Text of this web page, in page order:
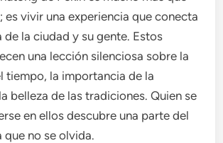
es vivir una experiencia que conecta
de la ciudad y su gente. Estos
una lección silenciosa sobre la
tiempo, la importancia de la
belleza de las tradiciones. Quien se
en ellos descubre una parte del
que no se olvida.